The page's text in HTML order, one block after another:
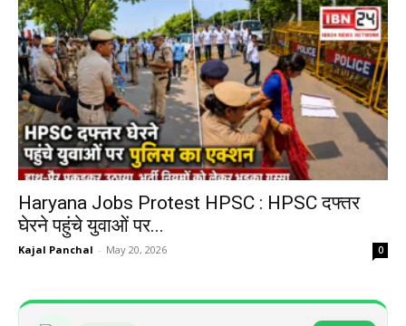
Haryana Jobs Protest HPSC : HPSC दफ्तर
घेरने पहुंचे युवाओं पर...
Kajal Panchal - May 20, 2026 0